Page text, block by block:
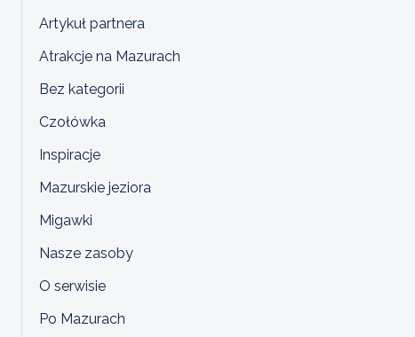
Artykuł partnera
Atrakcje na Mazurach
Bez kategorii
Czołówka
Inspiracje
Mazurskie jeziora
Migawki
Nasze zasoby
O serwisie
Po Mazurach